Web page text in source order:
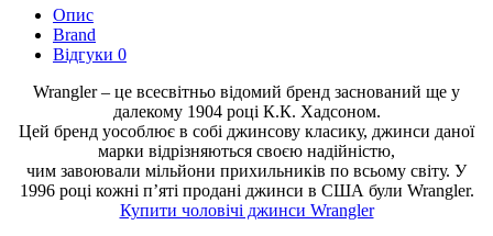
Опис
Brand
Відгуки 0
Wrangler – це всесвітньо відомий бренд заснований ще у
далекому 1904 році К.К. Хадсоном.
Цей бренд уособлює в собі джинсову класику, джинси даної
марки відрізняються своєю надійністю,
чим завоювали мільйони прихильників по всьому світу. У
1996 році кожні п’яті продані джинси в США були Wrangler.
Купити чоловічі джинси Wrangler